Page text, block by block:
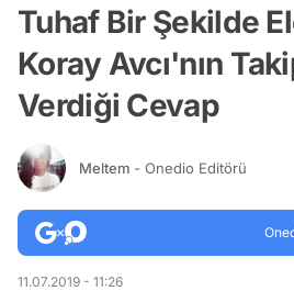
Tuhaf Bir Şekilde
Koray Avcı'nın
Verdiği Cevap
Meltem - Onedio Editörü
11.07.2019 - 11:26